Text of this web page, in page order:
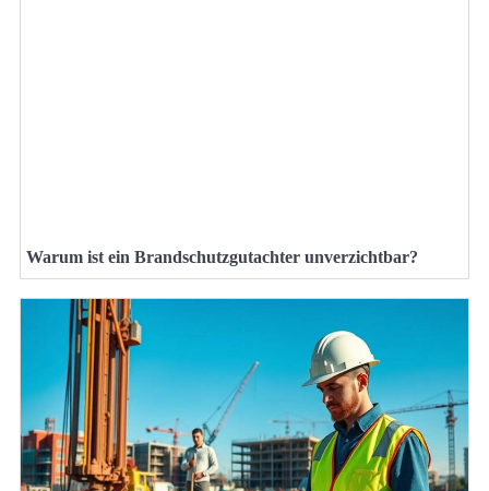
Warum ist ein Brandschutzgutachter unverzichtbar?